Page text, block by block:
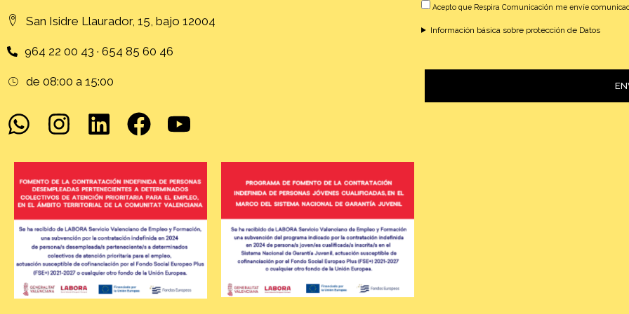
San Isidre Llaurador, 15, bajo 12004
964 22 00 43 · 654 85 60 46
de 08:00 a 15:00
Acepto que Respira Comunicación me envíe
Información básica sobre protección de Datos